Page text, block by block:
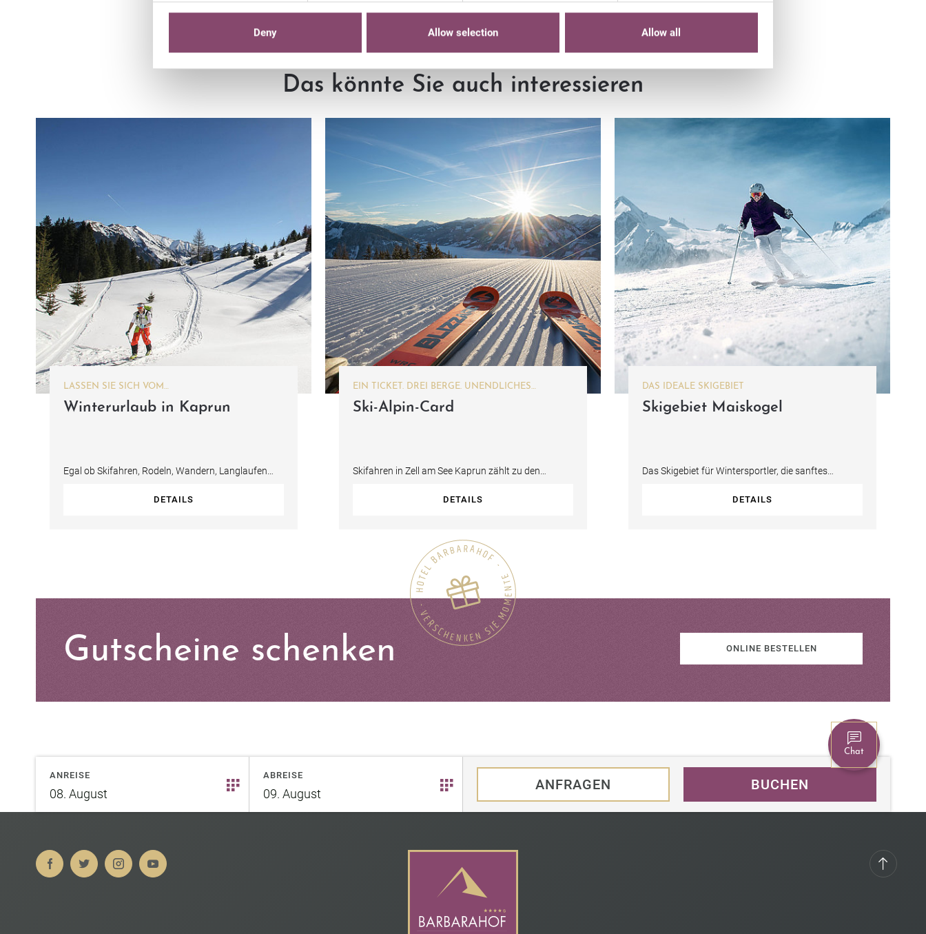
Deny Allow selection Allow all
Das könnte Sie auch interessieren
LASSEN SIE SICH VOM
ABWECHSLUNGSREICHEN PROGRAMM
VERFÜHREN
Winterurlaub in Kaprun
Egal ob Skifahren, Rodeln, Wandern, Langlaufen
DETAILS
EIN TICKET. DREI BERGE. UNENDLICHES
SKIVERGNÜGEN.
Ski-Alpin-Card
Skifahren in Zell am See Kaprun zählt zu den
DETAILS
DAS IDEALE SKIGEBIET
Skigebiet Maiskogel
Das Skigebiet für Wintersportler, die sanftes
DETAILS
Gutscheine schenken ONLINE BESTELLEN
ANREISE
08. August
ABREISE
09. August
ANFRAGEN BUCHEN
Chat